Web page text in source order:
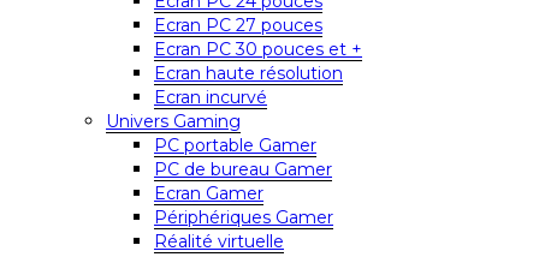
Ecran PC 27 pouces
Ecran PC 30 pouces et +
Ecran haute résolution
Ecran incurvé
Univers Gaming
PC portable Gamer
PC de bureau Gamer
Ecran Gamer
Périphériques Gamer
Réalité virtuelle